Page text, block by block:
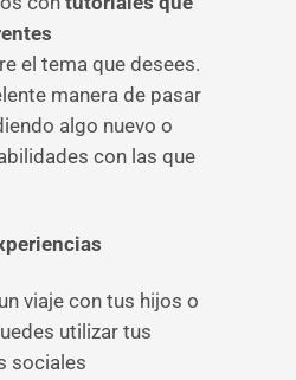
el tema que desees.
manera de pasar
algo nuevo o
con las que
viaje con tus hijos o
utilizar tus
sociales